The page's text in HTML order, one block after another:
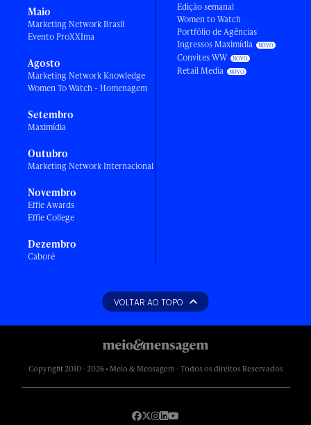
Maio
Marketing Network Brasil
Evento ProXXIma
Agosto
Marketing Network Knowledge
Women To Watch - Homenagem
Setembro
Maximídia
Outubro
Marketing Network Internacional
Novembro
Effie Awards
Effie College
Dezembro
Caboré
Edição semanal
Women to Watch
Portfólio de Agências
Ingressos Maximídia
Convites WW
Retail Media
VOLTAR AO TOPO
Copyright 2010 - 2026 • Meio & Mensagem - Todos os direitos Reservados